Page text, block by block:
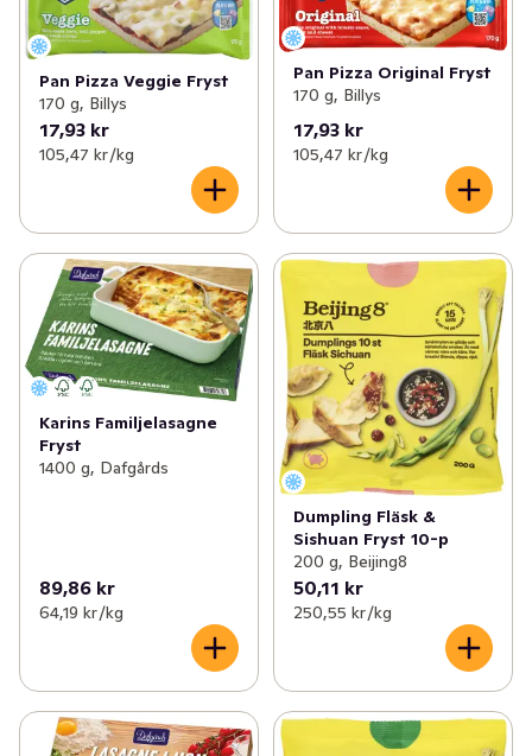
Pan Pizza Veggie Fryst
170 g, Billys
17,93 kr
105,47 kr /kg
Pan Pizza Original Fryst
170 g, Billys
17,93 kr
105,47 kr /kg
Karins Familjelasagne
Fryst
1400 g, Dafgårds
89,86 kr
64,19 kr /kg
Dumpling Fläsk &
Sishuan Fryst 10-p
200 g, Beijing8
50,11 kr
250,55 kr /kg